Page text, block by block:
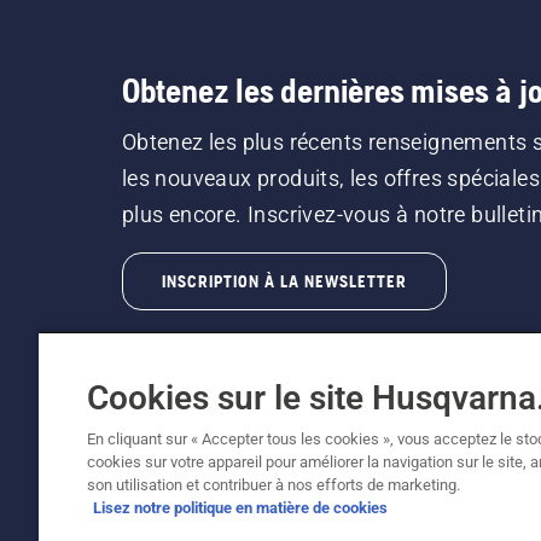
Obtenez les dernières mises à
Obtenez les plus récents renseignements
les nouveaux produits, les offres
plus encore. Inscrivez-vous à notre
INSCRIPTION À LA NEWSLETTER
©2026 Husqvarna AB (publ.). En raison de
fonctionnalité de la machine reste inchangée.
Cookies sur le site
En cliquant sur « Accepter tous les cookies », vous acceptez le
cookies sur votre appareil pour améliorer la navigation sur le site,
son utilisation et contribuer à nos efforts de marketing.
Lisez notre politique en matière de cookies